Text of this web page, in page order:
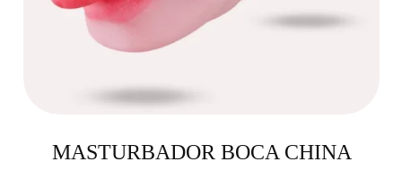
MASTURBADOR BOCA CHINA